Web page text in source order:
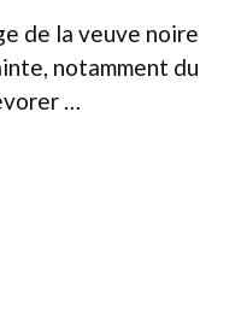
de la veuve noire
notamment du
…